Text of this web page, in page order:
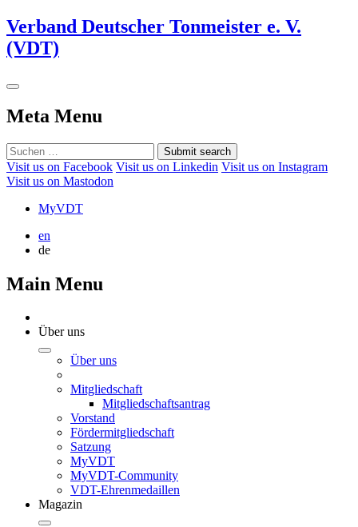
Verband Deutscher Tonmeister e. V.
(VDT)
Meta Menu
Submit search
Visit us on Facebook Visit us on Linkedin Visit us on Instagram
Visit us on Mastodon
MyVDT
en
de
Main Menu
Über uns
Über uns
Mitgliedschaft
Mitgliedschaftsantrag
Vorstand
Fördermitgliedschaft
Satzung
MyVDT
MyVDT-Community
VDT-Ehrenmedaillen
Magazin